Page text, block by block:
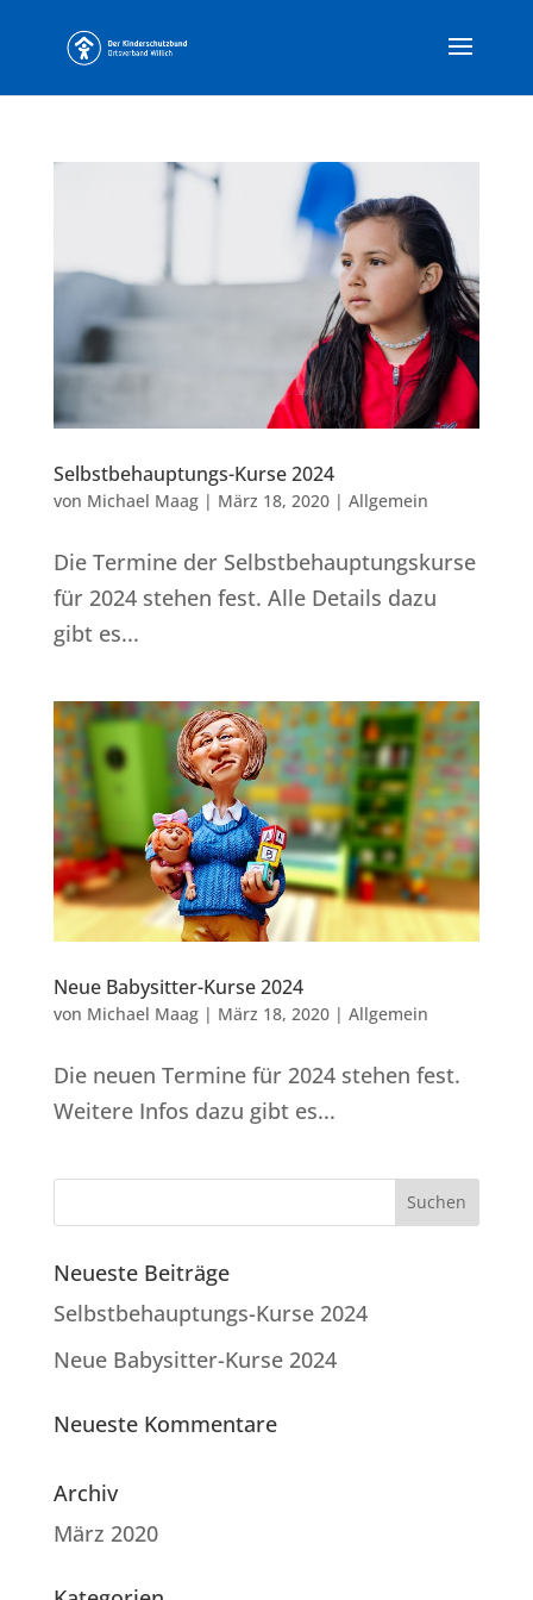
Selbstbehauptungs-Kurse 2024
von Michael Maag| März 18, 2020| Allgemein
Die Termine der Selbstbehauptungskurse
für 2024 stehen fest. Alle Details dazu
gibt es...
Neue Babysitter-Kurse 2024
von Michael Maag| März 18, 2020| Allgemein
Die neuen Termine für 2024 stehen fest.
Weitere Infos dazu gibt es...
Neueste Beiträge
Selbstbehauptungs-Kurse 2024
Neue Babysitter-Kurse 2024
Neueste Kommentare
Archiv
März 2020